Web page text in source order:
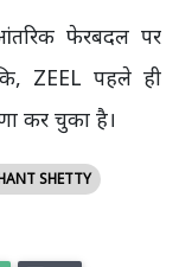
फेरबदल पर
ZEEL पहले ही
कर चुका है।
SHETTY